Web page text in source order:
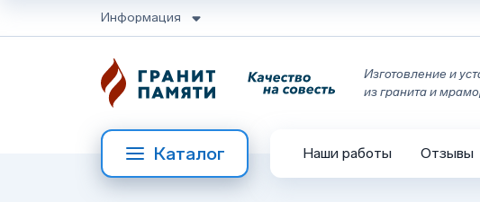
Информация
Изготовление и
из гранита и
Каталог Наши работы Отзывы